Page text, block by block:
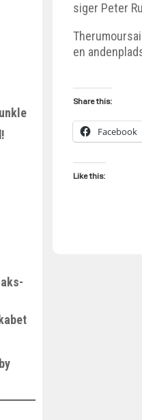
siger Peter
en
Share this:
Facebook
Like this: